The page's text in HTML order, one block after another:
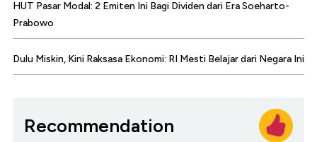
HUT Pasar Modal: 2 Emiten Ini Bagi Dividen dari Era Soeharto-
Prabowo
Dulu Miskin, Kini Raksasa Ekonomi: RI Mesti Belajar dari Negara Ini
Recommendation